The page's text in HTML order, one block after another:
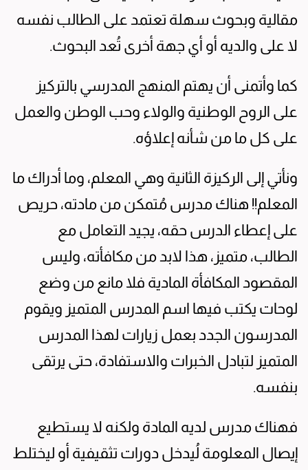
مقالية وبحوث سهلة تعتمد على الطالب نفسه
لا على والديه أو أي جهة أخرى تُعد البحوث.
كما وأتمنى أن يهتم المنهج المدرسي بالتركيز
على الروح الوطنية والولاء وحب الوطن والعمل
على كل ما من شأنه إعلاؤه.
ونأتي إلى الركيزة الثانية وهي المعلم، وما أدراك ما
المعلم!! هناك مدرس مُتمكن من مادته، حريص
على إعطاء الدرس حقه، يجيد التعامل مع
الطالب، متميز، هذا لابد من مكافأته، وليس
المقصود المكافأة المادية فلا مانع من وضع
لوحات يكتب فيها اسم المدرس المتميز ويقوم
المدرسون الجدد بعمل زيارات لهذا المدرس
المتميز لتبادل الخبرات والاستفادة، حتى يرتقى
بنفسه.
فهناك مدرس لديه المادة ولكنه لا يستطيع
إيصال المعلومة لُيدخل دورات تثقيفية أو ليختلط